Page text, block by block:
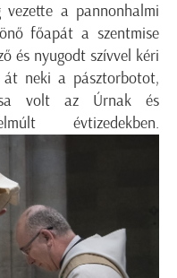
a pannonhalmi
főapát a szentmise
és nyugodt szívvel kéri
neki a pásztorbotot,
volt az Úrnak és
évtizedekben.